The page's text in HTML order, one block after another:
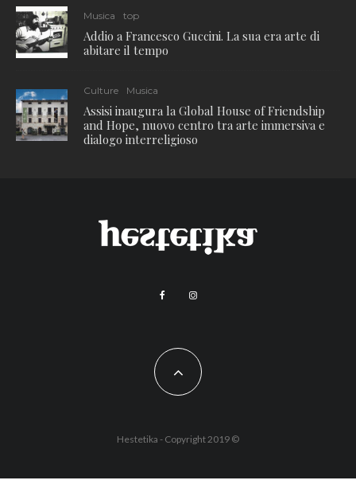
Musica top
Addio a Francesco Guccini. La sua era arte di
abitare il tempo
Culture Musica
Assisi inaugura la Global House of Friendship
and Hope, nuovo centro tra arte immersiva e
dialogo interreligioso
Hestetika - Copyright 2019 ©